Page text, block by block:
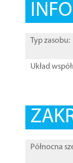
Typ zasobu:
Układ
Północna